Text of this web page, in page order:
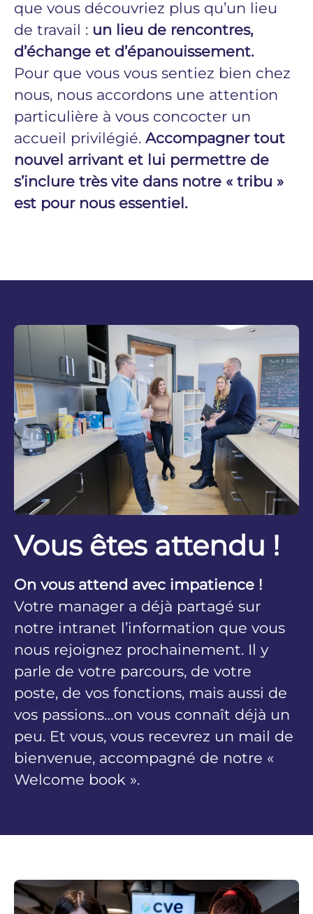
que vous découvriez plus qu’un lieu
de travail : un lieu de rencontres,
d’échange et d’épanouissement.
Pour que vous vous sentiez bien chez
nous, nous accordons une attention
particulière à vous concocter un
accueil privilégié. Accompagner tout
nouvel arrivant et lui permettre de
s’inclure très vite dans notre « tribu »
est pour nous essentiel.
Vous êtes attendu !
On vous attend avec impatience !
Votre manager a déjà partagé sur
notre intranet l’information que vous
nous rejoignez prochainement. Il y
parle de votre parcours, de votre
poste, de vos fonctions, mais aussi de
vos passions…on vous connaît déjà un
peu. Et vous, vous recevrez un mail de
bienvenue, accompagné de notre «
Welcome book ».